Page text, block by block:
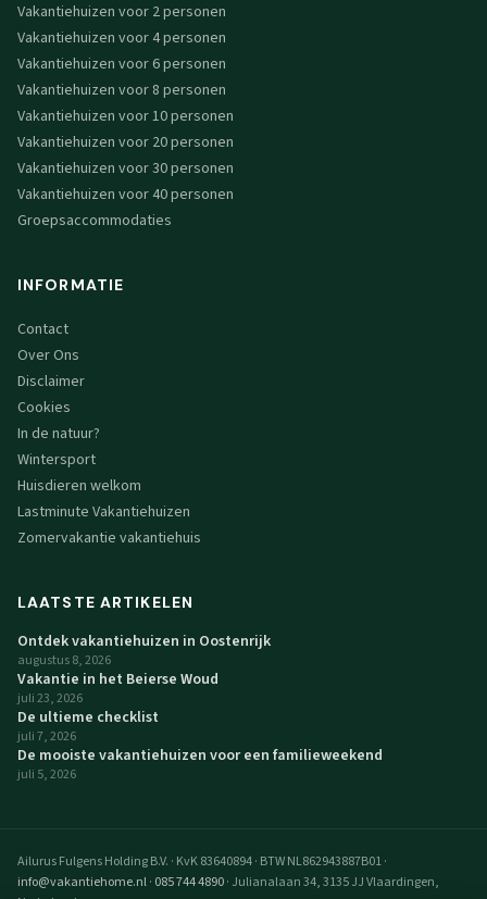
Vakantiehuizen voor 2 personen
Vakantiehuizen voor 4 personen
Vakantiehuizen voor 6 personen
Vakantiehuizen voor 8 personen
Vakantiehuizen voor 10 personen
Vakantiehuizen voor 20 personen
Vakantiehuizen voor 30 personen
Vakantiehuizen voor 40 personen
Groepsaccommodaties
INFORMATIE
Contact
Over Ons
Disclaimer
Cookies
In de natuur?
Wintersport
Huisdieren welkom
Lastminute Vakantiehuizen
Zomervakantie vakantiehuis
LAATSTE ARTIKELEN
Ontdek vakantiehuizen in Oostenrijk
augustus 8, 2026
Vakantie in het Beierse Woud
juli 23, 2026
De ultieme checklist
juli 7, 2026
De mooiste vakantiehuizen voor een familieweekend
juli 5, 2026
Ailurus Fulgens Holding B.V. · KvK 83640894· BTW NL862943887B01·
info@vakantiehome.nl· 085 744 4890· Julianalaan 34, 3135 JJ Vlaardingen,